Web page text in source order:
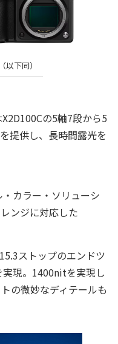
以下同）
の5軸7段から5
提供し、長時間露光を
カラー・ソリューシ
ンジに対応した
ストップのエンドツ
現。1400nitを実現し
の微妙なディテールも